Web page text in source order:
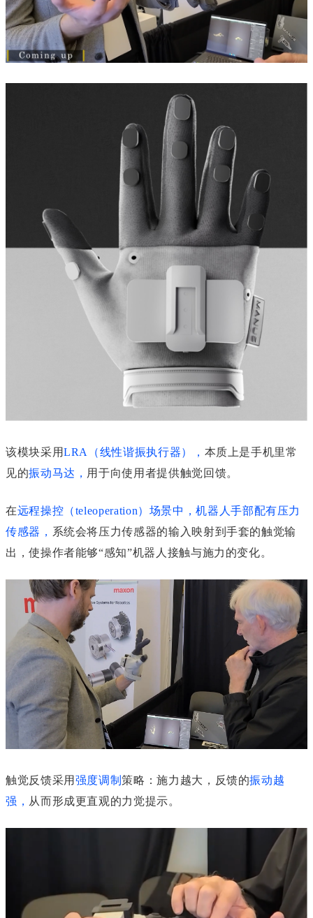
该模块采用LRA（线性谐振执行器） ， 本质上是手机里常
见的振动马达 ， 用于向使用者提供触觉回馈。
在远程操控（teleoperation）场景中，机器人手部配有压力
传感器 ， 系统会将压力传感器的输入映射到手套的触觉输
出，使操作者能够“感知”机器人接触与施力的变化。
触觉反馈采用 强度调制策略：施力越大，反馈的振动越
强 ， 从而形成更直观的力觉提示。